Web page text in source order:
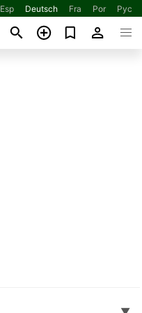
Esp Deutsch Fra Por Рус